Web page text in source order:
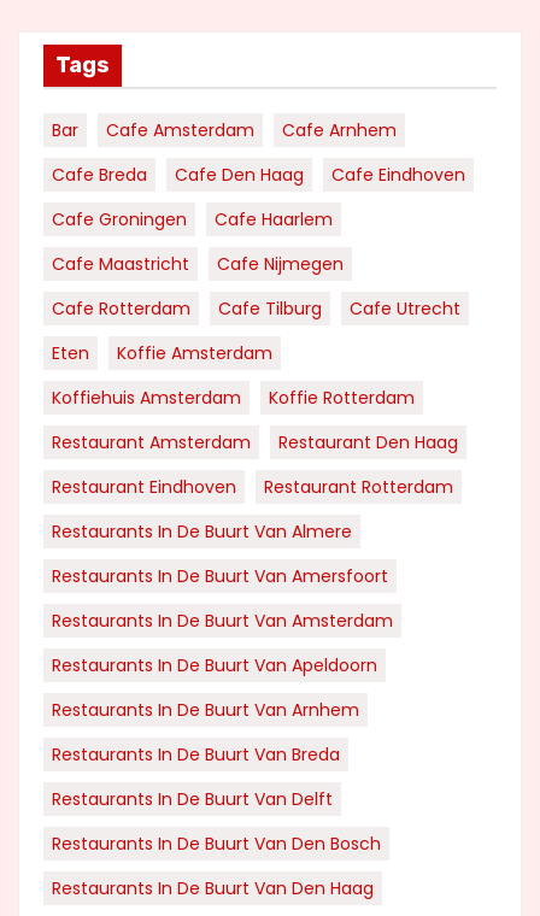
Tags
Bar Cafe Amsterdam
Cafe Arnhem
Cafe Breda
Cafe Den Haag
Cafe Eindhoven
Cafe Groningen
Cafe Haarlem
Cafe Maastricht
Cafe Nijmegen
Cafe Rotterdam
Cafe Tilburg
Cafe Utrecht
Eten
Koffie Amsterdam
Koffiehuis Amsterdam
Koffie Rotterdam
Restaurant Amsterdam
Restaurant Den Haag
Restaurant Eindhoven
Restaurant Rotterdam
Restaurants In De Buurt Van Almere
Restaurants In De Buurt Van Amersfoort
Restaurants In De Buurt Van Amsterdam
Restaurants In De Buurt Van Apeldoorn
Restaurants In De Buurt Van Arnhem
Restaurants In De Buurt Van Breda
Restaurants In De Buurt Van Delft
Restaurants In De Buurt Van Den Bosch
Restaurants In De Buurt Van Den Haag